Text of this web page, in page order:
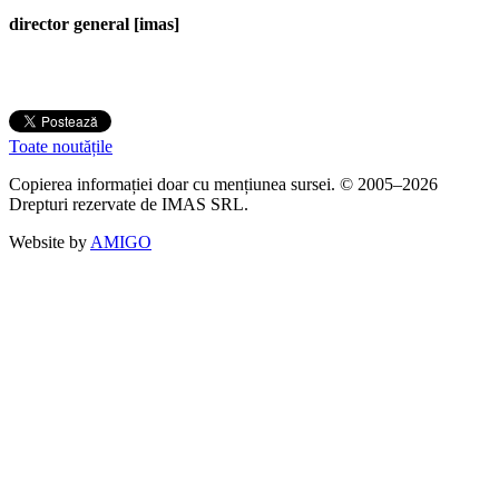
director general [imas]
Toate noutățile
Copierea informației doar cu mențiunea sursei. © 2005–2026
Drepturi rezervate de IMAS SRL.
Website by AMIGO